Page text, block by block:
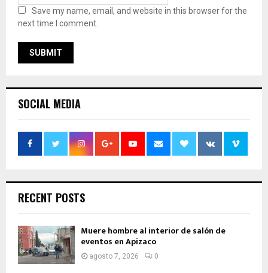
Save my name, email, and website in this browser for the
next time I comment.
SOCIAL MEDIA
RECENT POSTS
Muere hombre al interior de salón de
eventos en Apizaco
agosto 7, 2026 0